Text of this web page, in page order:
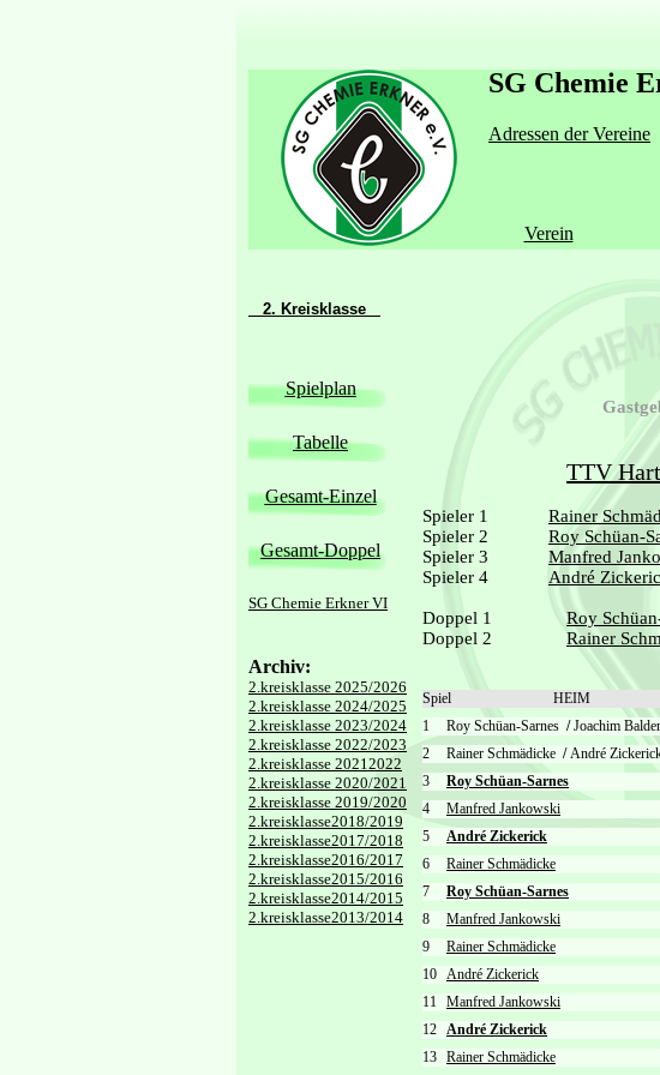
SG Chemie
Adressen der Vereine
Verein
2. Kreisklasse
Spielplan
Tabelle
Gesamt-Einzel
Gesamt-Doppel
SG Chemie Erkner VI
Archiv:
2.kreisklasse 2025/2026
2.kreisklasse 2024/2025
2.kreisklasse 2023/2024
2.kreisklasse 2022/2023
2.kreisklasse 20212022
2.kreisklasse 2020/2021
2.kreisklasse 2019/2020
2.kreisklasse2018/2019
2.kreisklasse2017/2018
2.kreisklasse2016/2017
2.kreisklasse2015/2016
2.kreisklasse2014/2015
2.kreisklasse2013/2014
TTV
Spieler 1 Rainer
Spieler 2
Roy Schüan-
Spieler 3
Manfred
Spieler 4
André
Doppel 1 Roy
Doppel 2
Rainer
Spiel HEIM
1
Roy Schüan-Sarnes /Joachim
2
Rainer Schmädicke /André
3
Roy Schüan-Sarnes
4
Manfred Jankowski
5
André Zickerick
6
Rainer Schmädicke
7
Roy Schüan-Sarnes
8
Manfred Jankowski
9
Rainer Schmädicke
10 André Zickerick
11 Manfred Jankowski
12 André Zickerick
13 Rainer Schmädicke